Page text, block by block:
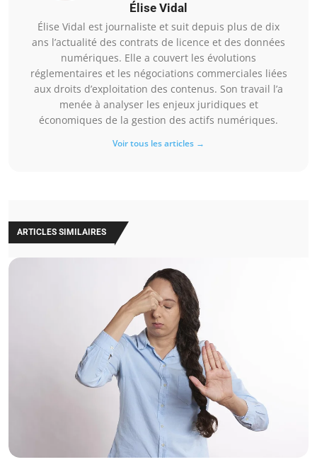
Élise Vidal
Élise Vidal est journaliste et suit depuis plus de dix
ans l’actualité des contrats de licence et des données
numériques. Elle a couvert les évolutions
réglementaires et les négociations commerciales liées
aux droits d’exploitation des contenus. Son travail l’a
menée à analyser les enjeux juridiques et
économiques de la gestion des actifs numériques.
Voir tous les articles →
ARTICLES SIMILAIRES